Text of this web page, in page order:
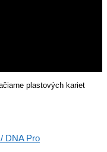
plastových kariet